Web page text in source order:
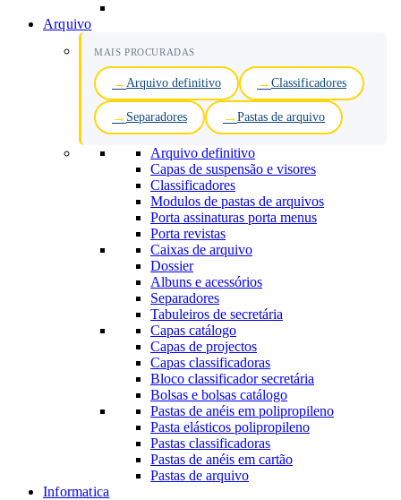
Arquivo
MAIS PROCURADAS
Arquivo definitivo Classificadores
Separadores Pastas de arquivo
Arquivo definitivo
Capas de suspensão e visores
Classificadores
Modulos de pastas de arquivos
Porta assinaturas porta menus
Porta revistas
Caixas de arquivo
Dossier
Albuns e acessórios
Separadores
Tabuleiros de secretária
Capas catálogo
Capas de projectos
Capas classificadoras
Bloco classificador secretária
Bolsas e bolsas catálogo
Pastas de anéis em polipropileno
Pasta elásticos polipropileno
Pastas classificadoras
Pastas de anéis em cartão
Pastas de arquivo
Informatica